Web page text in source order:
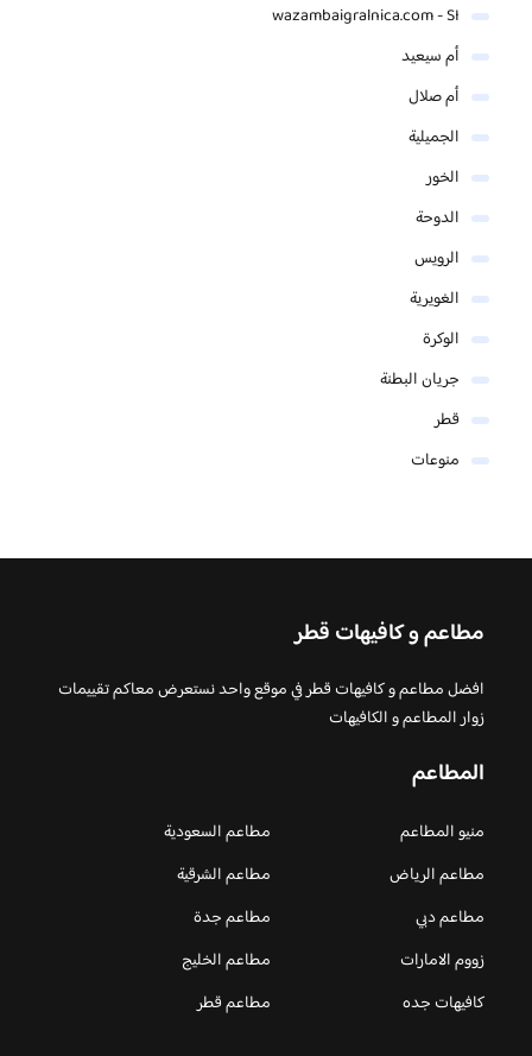
wazambaigralnica.com - SI
أم سيعيد
أم صلال
الجميلية
الخور
الدوحة
الرويس
الغويرية
الوكرة
جريان البطنة
قطر
منوعات
مطاعم و كافيهات قطر
افضل مطاعم و كافيهات قطر في موقع واحد نستعرض معاكم تقييمات
زوار المطاعم و الكافيهات
المطاعم
منيو المطاعم
مطاعم السعودية
مطاعم الرياض
مطاعم الشرقية
مطاعم دبي
مطاعم جدة
زووم الامارات
مطاعم الخليج
كافيهات جده
مطاعم قطر